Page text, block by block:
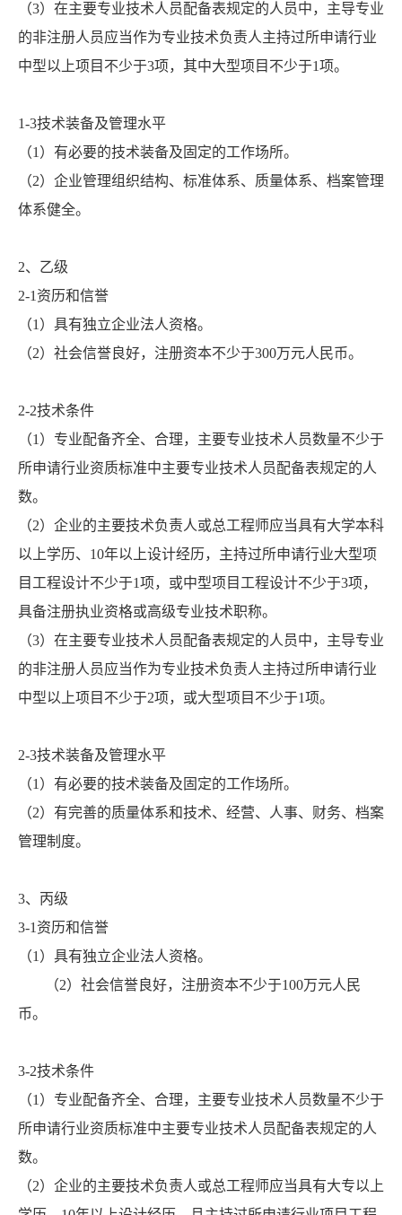
（3）在主要专业技术人员配备表规定的人员中，主导专业
的非注册人员应当作为专业技术负责人主持过所申请行业
中型以上项目不少于3项，其中大型项目不少于1项。
1-3技术装备及管理水平
（1）有必要的技术装备及固定的工作场所。
（2）企业管理组织结构、标准体系、质量体系、档案管理
体系健全。
2、乙级
2-1资历和信誉
（1）具有独立企业法人资格。
（2）社会信誉良好，注册资本不少于300万元人民币。
2-2技术条件
（1）专业配备齐全、合理，主要专业技术人员数量不少于
所申请行业资质标准中主要专业技术人员配备表规定的人
数。
（2）企业的主要技术负责人或总工程师应当具有大学本科
以上学历、10年以上设计经历，主持过所申请行业大型项
目工程设计不少于1项，或中型项目工程设计不少于3项，
具备注册执业资格或高级专业技术职称。
（3）在主要专业技术人员配备表规定的人员中，主导专业
的非注册人员应当作为专业技术负责人主持过所申请行业
中型以上项目不少于2项，或大型项目不少于1项。
2-3技术装备及管理水平
（1）有必要的技术装备及固定的工作场所。
（2）有完善的质量体系和技术、经营、人事、财务、档案
管理制度。
3、丙级
3-1资历和信誉
（1）具有独立企业法人资格。
（2）社会信誉良好，注册资本不少于100万元人民
币。
3-2技术条件
（1）专业配备齐全、合理，主要专业技术人员数量不少于
所申请行业资质标准中主要专业技术人员配备表规定的人
数。
（2）企业的主要技术负责人或总工程师应当具有大专以上